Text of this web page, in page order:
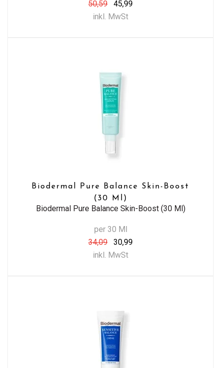
50,59
45,99
inkl. MwSt
Biodermal Pure Balance Skin-Boost
(30 Ml)
Biodermal Pure Balance Skin-Boost (30 Ml)
per 30 Ml
34,09
30,99
inkl. MwSt